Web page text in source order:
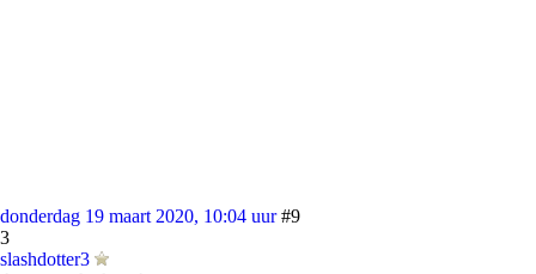
donderdag 19 maart 2020, 10:04 uur #9
3
slashdotter3